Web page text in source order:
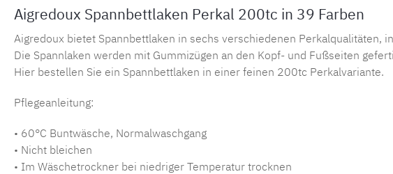
Aigredoux Spannbettlaken Perkal 200tc in 39 Farben
Aigredoux bietet Spannbettlaken in sechs verschiedenen Perkalqualitäten,
Die Spannlaken werden mit Gummizügen an den Kopf- und Fußseiten
Hier bestellen Sie ein Spannbettlaken in einer feinen 200tc Perkalvariante.
Pflegeanleitung:
• 60°C Buntwäsche, Normalwaschgang
• Nicht bleichen
• Im Wäschetrockner bei niedriger Temperatur trocknen